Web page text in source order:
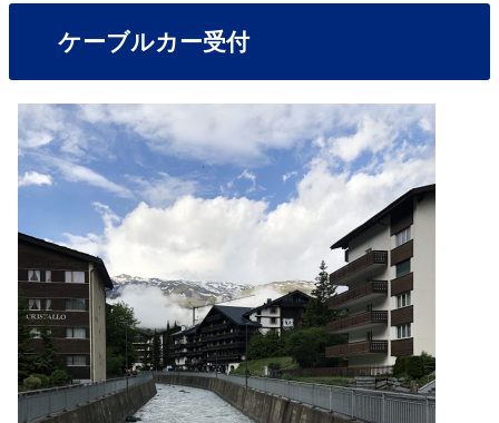
ケーブルカー受付